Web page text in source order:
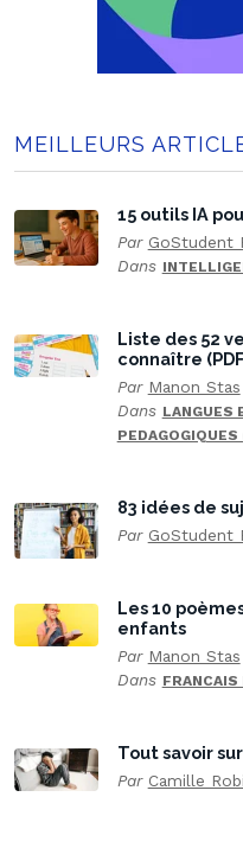
MEILLEURS
15 outils IA
Par GoStudent
Dans
Liste des 52
connaître
Par Manon Stas
Dans LANGUES
83 idées de
Par GoStudent
Les 10
enfants
Par Manon Stas
Dans
Tout savoir
Par Camille